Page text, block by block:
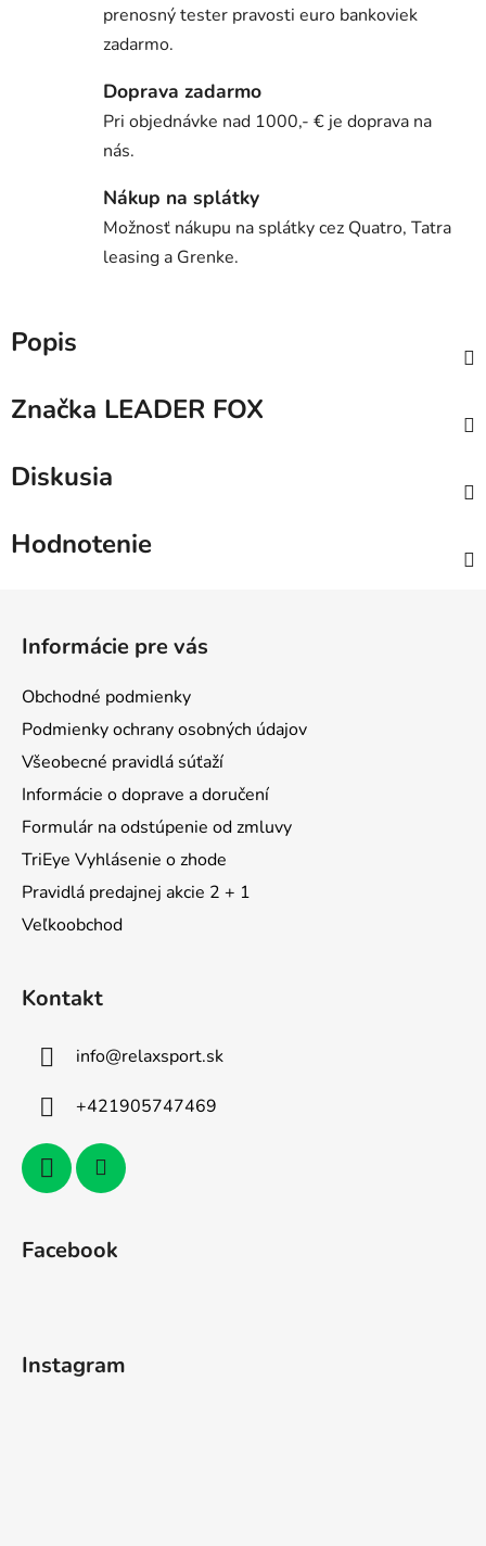
prenosný tester pravosti euro bankoviek
zadarmo.
Doprava zadarmo
Pri objednávke nad 1000,- € je doprava na
nás.
Nákup na splátky
Možnosť nákupu na splátky cez Quatro, Tatra
leasing a Grenke.
Popis
Značka LEADER FOX
Diskusia
Hodnotenie
Informácie pre vás
Obchodné podmienky
Podmienky ochrany osobných údajov
Všeobecné pravidlá súťaží
Informácie o doprave a doručení
Formulár na odstúpenie od zmluvy
TriEye Vyhlásenie o zhode
Pravidlá predajnej akcie 2 + 1
Veľkoobchod
Kontakt
info@relaxsport.sk
+421905747469
Facebook
Instagram